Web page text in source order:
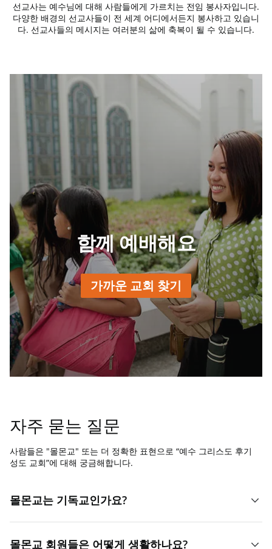
선교사는 예수님에 대해 사람들에게 가르치는 전임 봉사자입니다.
다양한 배경의 선교사들이 전 세계 어디에서든지 봉사하고 있습니
다. 선교사들의 메시지는 여러분의 삶에 축복이 될 수 있습니다.
함께 예배해요
가까운 교회 찾기
자주 묻는 질문
사람들은 "몰몬교" 또는 더 정확한 표현으로 “예수 그리스도 후기
성도 교회”에 대해 궁금해합니다.
몰몬교는 기독교인가요?
일컫는 별명 같은 말입니다. 교회의 이름에서 드러나듯이,
몰몬교 회원들은 어떻게 생활하나요?